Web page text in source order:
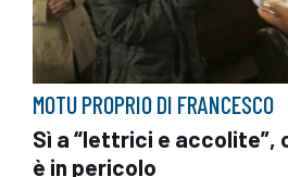
MOTU PROPRIO DI FRANCESCO
Sì a “lettrici e accolite”,
è in pericolo